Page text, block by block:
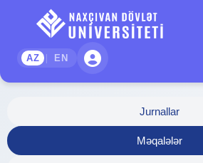
AZ | EN
Jurnallar
Məqalələr